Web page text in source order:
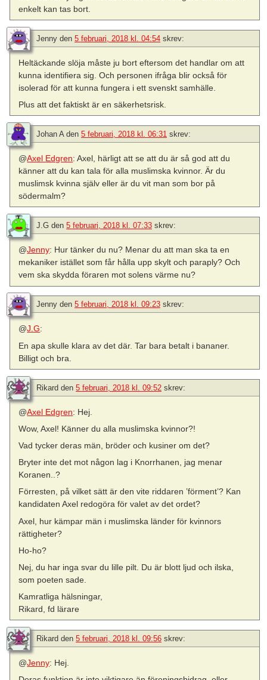
enkelt kan tas bort.
Jenny den 5 februari, 2018 kl. 04:54 skrev:
Heltäckande slöja måste ju bort eftersom det handlar om att
kunna identifiera sig. Och personen ifråga blir också för
isolerad för att kunna fungera i ett svenskt samhälle.
Plus att det faktiskt är en säkerhetsrisk.
Johan Aden 5 februari, 2018 kl. 06:31 skrev:
@Axel Edgren: Axel, härligt att se att du är så god att du
känner att du kan tala för alla muslimska kvinnor. Är du
muslimsk kvinna själv eller är du vit man som bor på
södermalm?
J.G den 5 februari, 2018 kl. 07:33 skrev:
@Jenny: Hur tänker du nu? Menar du att man ska ta en
mekaniker istället som får hålla upp skylt och paraply? Och
vem ska skydda föraren mot solens värme nu?
Jenny den 5 februari, 2018 kl. 09:23 skrev:
@J.G:
En apa skulle klara av det där. Tar bara betalt i bananer.
Billigt och bra.
Rikard den 5 februari, 2018 kl. 09:52 skrev:
@Axel Edgren: Hej.
Wow, Axel! Känner du alla muslimska kvinnor?!
Vad tycker deras män, bröder och kusiner om det?
Bryter inte det mot någon lag i Knorrhanen, jag menar
Koranen..?
Förresten, på vilket sätt är den vite riddaren ’förment’? Kan
kandidaten Axel redogöra för valet av det ordet?
Axel, hur kämpar män i muslimska länder för kvinnors
rättigheter?
Ho-ho?
Nej, du har inga svar du lille pilt. Du är blott ljud och ilska,
som poeten sade.
Kamratliga hälsningar,
Rikard, fd lärare
Rikard den 5 februari, 2018 kl. 09:56 skrev:
@Jenny: Hej.